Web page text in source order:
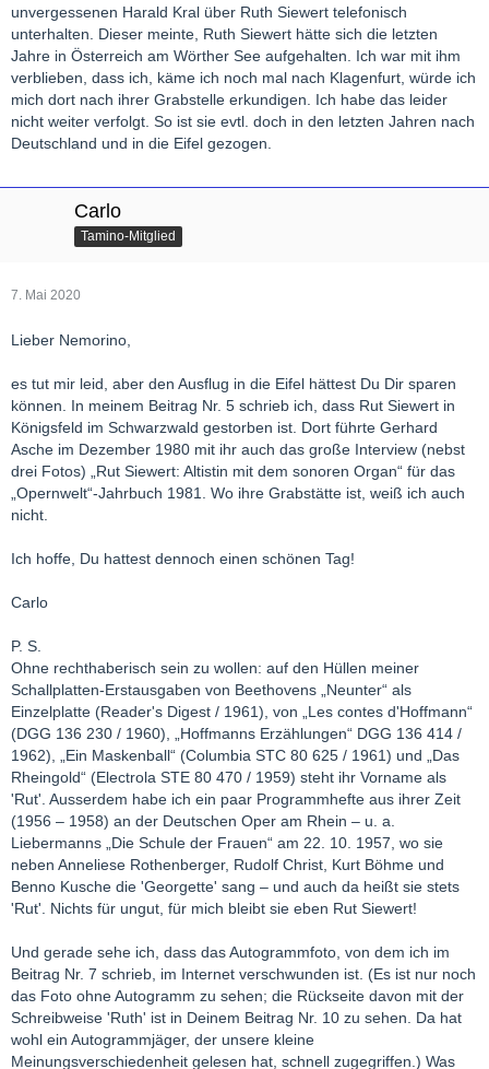
unvergessenen Harald Kral über Ruth Siewert telefonisch
unterhalten. Dieser meinte, Ruth Siewert hätte sich die letzten
Jahre in Österreich am Wörther See aufgehalten. Ich war mit ihm
verblieben, dass ich, käme ich noch mal nach Klagenfurt, würde ich
mich dort nach ihrer Grabstelle erkundigen. Ich habe das leider
nicht weiter verfolgt. So ist sie evtl. doch in den letzten Jahren nach
Deutschland und in die Eifel gezogen.
Carlo
Tamino-Mitglied
7. Mai 2020
Lieber Nemorino,
es tut mir leid, aber den Ausflug in die Eifel hättest Du Dir sparen
können. In meinem Beitrag Nr. 5 schrieb ich, dass Rut Siewert in
Königsfeld im Schwarzwald gestorben ist. Dort führte Gerhard
Asche im Dezember 1980 mit ihr auch das große Interview (nebst
drei Fotos) „Rut Siewert: Altistin mit dem sonoren Organ“ für das
„Opernwelt“-Jahrbuch 1981. Wo ihre Grabstätte ist, weiß ich auch
nicht.
Ich hoffe, Du hattest dennoch einen schönen Tag!
Carlo
P. S.
Ohne rechthaberisch sein zu wollen: auf den Hüllen meiner
Schallplatten-Erstausgaben von Beethovens „Neunter“ als
Einzelplatte (Reader's Digest / 1961), von „Les contes d'Hoffmann“
(DGG 136 230 / 1960), „Hoffmanns Erzählungen“ DGG 136 414 /
1962), „Ein Maskenball“ (Columbia STC 80 625 / 1961) und „Das
Rheingold“ (Electrola STE 80 470 / 1959) steht ihr Vorname als
'Rut'. Ausserdem habe ich ein paar Programmhefte aus ihrer Zeit
(1956 – 1958) an der Deutschen Oper am Rhein – u. a.
Liebermanns „Die Schule der Frauen“ am 22. 10. 1957, wo sie
neben Anneliese Rothenberger, Rudolf Christ, Kurt Böhme und
Benno Kusche die 'Georgette' sang – und auch da heißt sie stets
'Rut'. Nichts für ungut, für mich bleibt sie eben Rut Siewert!
Und gerade sehe ich, dass das Autogrammfoto, von dem ich im
Beitrag Nr. 7 schrieb, im Internet verschwunden ist. (Es ist nur noch
das Foto ohne Autogramm zu sehen; die Rückseite davon mit der
Schreibweise 'Ruth' ist in Deinem Beitrag Nr. 10 zu sehen. Da hat
wohl ein Autogrammjäger, der unsere kleine
Meinungsverschiedenheit gelesen hat, schnell zugegriffen.) Was